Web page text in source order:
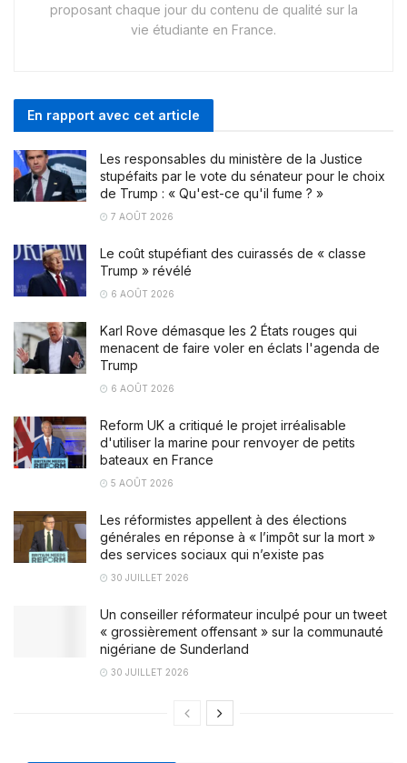
proposant chaque jour du contenu de qualité sur la
vie étudiante en France.
En rapport avec cet article
Les responsables du ministère de la Justice
stupéfaits par le vote du sénateur pour le choix
de Trump : « Qu'est-ce qu'il fume ? »
7 AOÛT 2026
Le coût stupéfiant des cuirassés de « classe
Trump » révélé
6 AOÛT 2026
Karl Rove démasque les 2 États rouges qui
menacent de faire voler en éclats l'agenda de
Trump
6 AOÛT 2026
Reform UK a critiqué le projet irréalisable
d'utiliser la marine pour renvoyer de petits
bateaux en France
5 AOÛT 2026
Les réformistes appellent à des élections
générales en réponse à « l’impôt sur la mort »
des services sociaux qui n’existe pas
30 JUILLET 2026
Un conseiller réformateur inculpé pour un tweet
« grossièrement offensant » sur la communauté
nigériane de Sunderland
30 JUILLET 2026